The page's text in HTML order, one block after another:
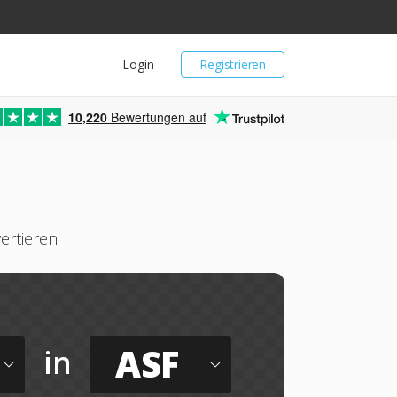
Registrieren
Login
10,220 Bewertungen auf
in ASF